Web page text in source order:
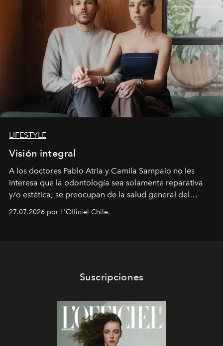
LIFESTYLE
Visión integral
A los doctores Pablo Atria y Camila Sampaio no les
interesa que la odontología sea solamente reparativa
y/o estética; se preocupan de la salud general del
paciente y entienden la prevención como una arista
intransable.
27.07.2026 por L'Officiel Chile.
Suscripciones